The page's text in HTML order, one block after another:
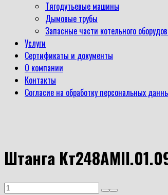
Тягодутьевые машины
Дымовые трубы
Запасные части котельного
Услуги
Сертификаты и документы
О компании
Контакты
Согласие на обработку персональных
Штанга
Количество